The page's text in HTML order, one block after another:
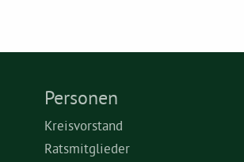
Personen
Kreisvorstand
Ratsmitglieder